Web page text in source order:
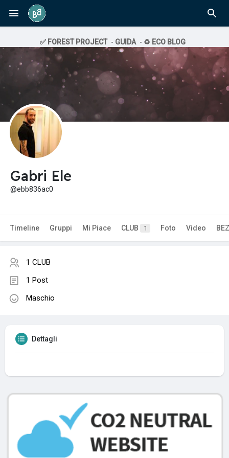
✅ FOREST PROJECT - GUIDA - ♻️ ECO BLOG
Gabri Ele
@ebb836ac0
Timeline Gruppi Mi Piace CLUB 1 Foto Video BEZ
1 CLUB
1 Post
Maschio
Dettagli